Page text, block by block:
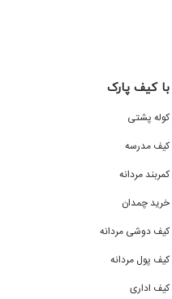
با کیف پارک
کوله پشتی
کیف مدرسه
کمربند مردانه
خرید چمدان
کیف دوشی مردانه
کیف پول مردانه
کیف اداری